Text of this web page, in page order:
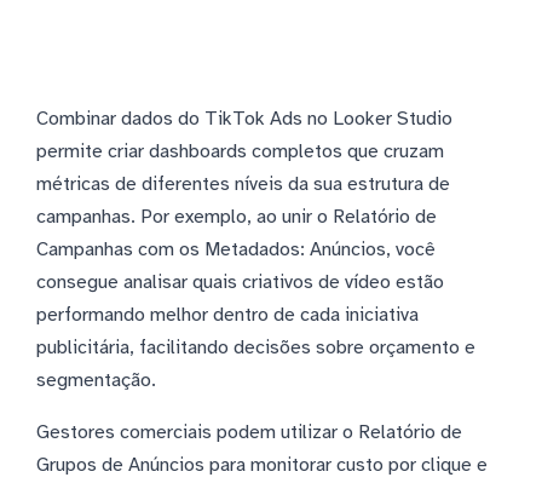
Combinar dados do TikTok Ads no Looker Studio
permite criar dashboards completos que cruzam
métricas de diferentes níveis da sua estrutura de
campanhas. Por exemplo, ao unir o Relatório de
Campanhas com os Metadados: Anúncios, você
consegue analisar quais criativos de vídeo estão
performando melhor dentro de cada iniciativa
publicitária, facilitando decisões sobre orçamento e
segmentação.
Gestores comerciais podem utilizar o Relatório de
Grupos de Anúncios para monitorar custo por clique e